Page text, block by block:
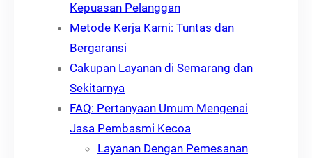
Kepuasan Pelanggan
Metode Kerja Kami: Tuntas dan
Bergaransi
Cakupan Layanan di Semarang dan
Sekitarnya
FAQ: Pertanyaan Umum Mengenai
Jasa Pembasmi Kecoa
Layanan Dengan Pemesanan